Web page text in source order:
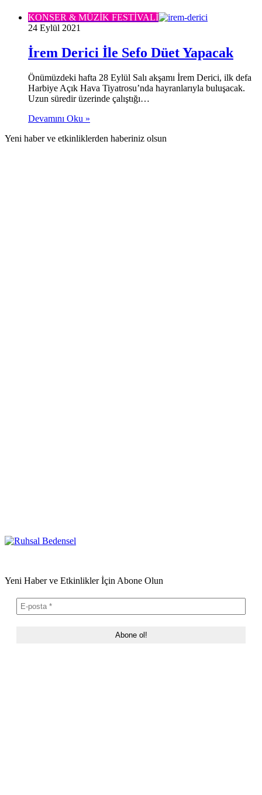
KONSER & MÜZİK FESTİVALİ
24 Eylül 2021
İrem Derici İle Sefo Düet Yapacak
Önümüzdeki hafta 28 Eylül Salı akşamı İrem Derici, ilk defa
Harbiye Açık Hava Tiyatrosu’nda hayranlarıyla buluşacak.
Uzun süredir üzerinde çalıştığı…
Devamını Oku »
Yeni haber ve etkinliklerden haberiniz olsun
Yeni Haber ve Etkinlikler İçin Abone Olun